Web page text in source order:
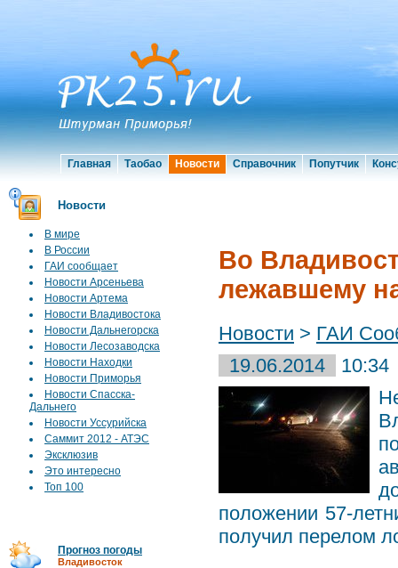
Главная Таобао Новости Справочник Попутчик
Новости
В мире
В России
ГАИ сообщает
Новости Арсеньева
Новости Артема
Новости Владивостока
Новости Дальнегорска
Новости Лесозаводска
Новости Находки
Новости Приморья
Новости Спасска-
Дальнего
Новости Уссурийска
Саммит 2012 - АТЭС
Эксклюзив
Это интересно
Топ 100
Прогноз погоды
Владивосток
Во
лежавшему
Новости > ГАИ
19.06.2014
10:34
положении 57-
получил перелом